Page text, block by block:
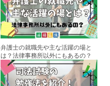
弁護士の就職先や主な活躍の場と
は？法律事務所以外にもあるの？